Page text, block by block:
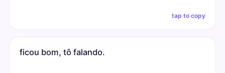
tap to copy
ficou bom, tô falando.